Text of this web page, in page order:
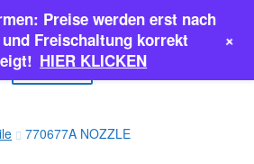
Menü
770677A NOZZLE
Preise werden erst nach
Freischaltung korrekt
HIER KLICKEN
+